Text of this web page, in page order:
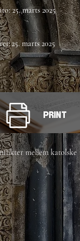
25. marts 2025
25. marts 2025
Print
mellem katolske